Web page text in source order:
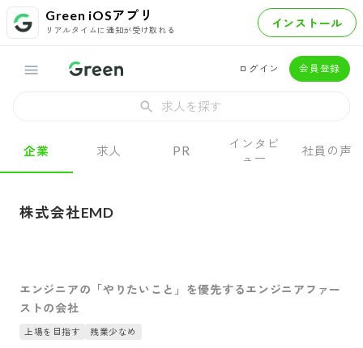
Green iOSアプリ
リアルタイムに通知が受け取れる インストール
ログイン 会員登録
求人を探す
企業 求人 PR
インタビ
ュー
社員の声
株式会社EMD
エンジニアの「やりたいこと」を優先するエンジニアファー
ストの会社
上場を目指す 残業少なめ